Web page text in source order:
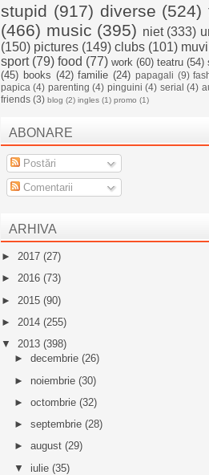
stupid (917) diverse (524)
(466) music (395) niet (333)
(150) pictures (149) clubs (101) muvi
sport (79) food (77) work (60) teatru (54)
(45) books (42) familie (24) papagali (9)
papica (4) parenting (4) pinguini (4) serial (4)
friends (3) blog (2) ingles (1) promo (1)
ABONARE
Postări
Comentarii
ARHIVA
► 2017 (27)
► 2016 (73)
► 2015 (90)
► 2014 (255)
▼ 2013 (398)
► decembrie (26)
► noiembrie (30)
► octombrie (32)
► septembrie (28)
► august (29)
▼ iulie (35)